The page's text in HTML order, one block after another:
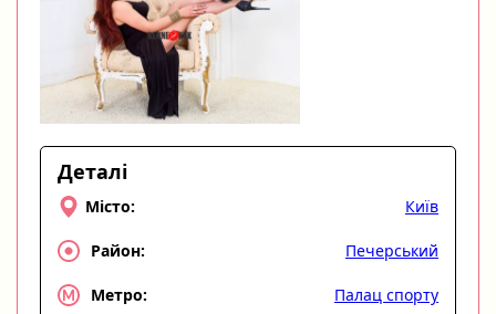
Деталі
Місто: Київ
Район: Печерський
Метро: Палац спорту